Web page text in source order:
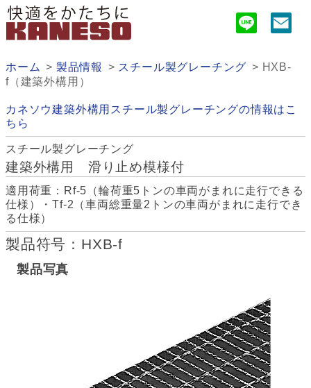
ホーム 製品情報 スチール製グレーチング
HXB-
f（建築外構用）
カネソウ建築外構用スチール製グレーチングの情報はこ
ちら
スチール製グレーチング
建築外構用 滑り止め模様付
適用荷重：Rf-5（輪荷重5トンの車両がまれに走行できる
仕様）・Tf-2（車両総重量2トンの車両がまれに走行でき
る仕様）
製品符号：HXB-f
製品写真